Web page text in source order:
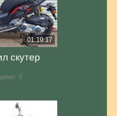
01:19:17
скутер
0